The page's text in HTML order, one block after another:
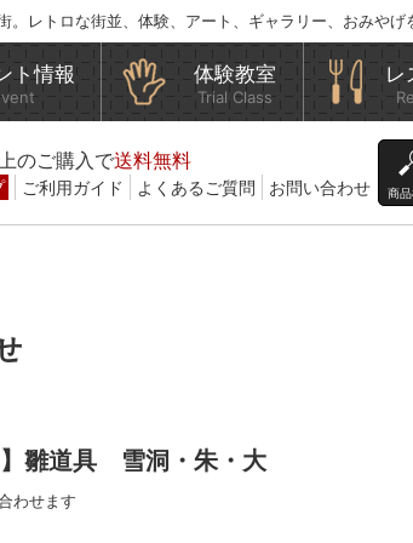
レトロな街並、体験、アート、ギャラリー、おみやげ
ト情報 体験教室
Trial Class
レ
のご購入で送料無料
ご利用ガイド よくあるご質問 お問い合わせ 商
】雛道具 雪洞・朱・大
わせます